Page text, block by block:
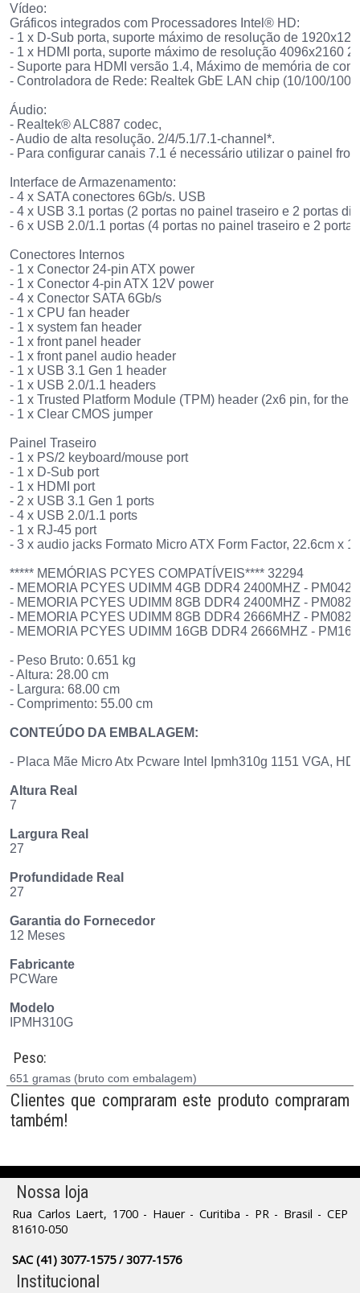
Vídeo:
Gráficos integrados com Processadores Intel® HD:
- 1 x D-Sub porta, suporte máximo de resolução de
- 1 x HDMI porta, suporte máximo de resolução 4096x2160
- Suporte para HDMI versão 1.4, Máximo de memória de
- Controladora de Rede: Realtek GbE LAN chip (10/100/
Áudio:
- Realtek® ALC887 codec,
- Audio de alta resolução. 2/4/5.1/7.1-channel*.
- Para configurar canais 7.1 é necessário utilizar o painel
Interface de Armazenamento:
- 4 x SATA conectores 6Gb/s. USB
- 4 x USB 3.1 portas (2 portas no painel traseiro e 2 portas
- 6 x USB 2.0/1.1 portas (4 portas no painel traseiro e 2
Conectores Internos
- 1 x Conector 24-pin ATX power
- 1 x Conector 4-pin ATX 12V power
- 4 x Conector SATA 6Gb/s
- 1 x CPU fan header
- 1 x system fan header
- 1 x front panel header
- 1 x front panel audio header
- 1 x USB 3.1 Gen 1 header
- 1 x USB 2.0/1.1 headers
- 1 x Trusted Platform Module (TPM) header (2x6 pin, for the
- 1 x Clear CMOS jumper
Painel Traseiro
- 1 x PS/2 keyboard/mouse port
- 1 x D-Sub port
- 1 x HDMI port
- 2 x USB 3.1 Gen 1 ports
- 4 x USB 2.0/1.1 ports
- 1 x RJ-45 port
- 3 x audio jacks Formato Micro ATX Form Factor, 22.6cm x
***** MEMÓRIAS PCYES COMPATÍVEIS**** 32294
- MEMORIA PCYES UDIMM 4GB DDR4 2400MHZ -
- MEMORIA PCYES UDIMM 8GB DDR4 2400MHZ -
- MEMORIA PCYES UDIMM 8GB DDR4 2666MHZ -
- MEMORIA PCYES UDIMM 16GB DDR4 2666MHZ -
- Peso Bruto: 0.651 kg
- Altura: 28.00 cm
- Largura: 68.00 cm
- Comprimento: 55.00 cm
CONTEÚDO DA EMBALAGEM:
- Placa Mãe Micro Atx Pcware Intel Ipmh310g 1151 VGA,
Altura Real
7
Largura Real
27
Profundidade Real
27
Garantia do Fornecedor
12 Meses
Fabricante
PCWare
Modelo
IPMH310G
Peso:
651 gramas (bruto com embalagem)
Clientes que compraram este produto compraram
também!
Nossa loja
Rua Carlos Laert, 1700 - Hauer - Curitiba - PR - Brasil - CEP
81610-050
SAC (41) 3077-1575 / 3077-1576
Institucional